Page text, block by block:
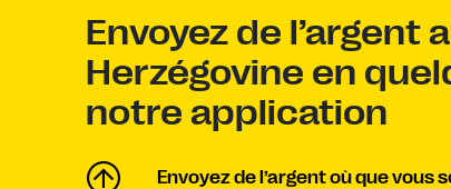
Envoyez de l’argent
Herzégovine en
notre application
Envoyez de l’argent où que vous